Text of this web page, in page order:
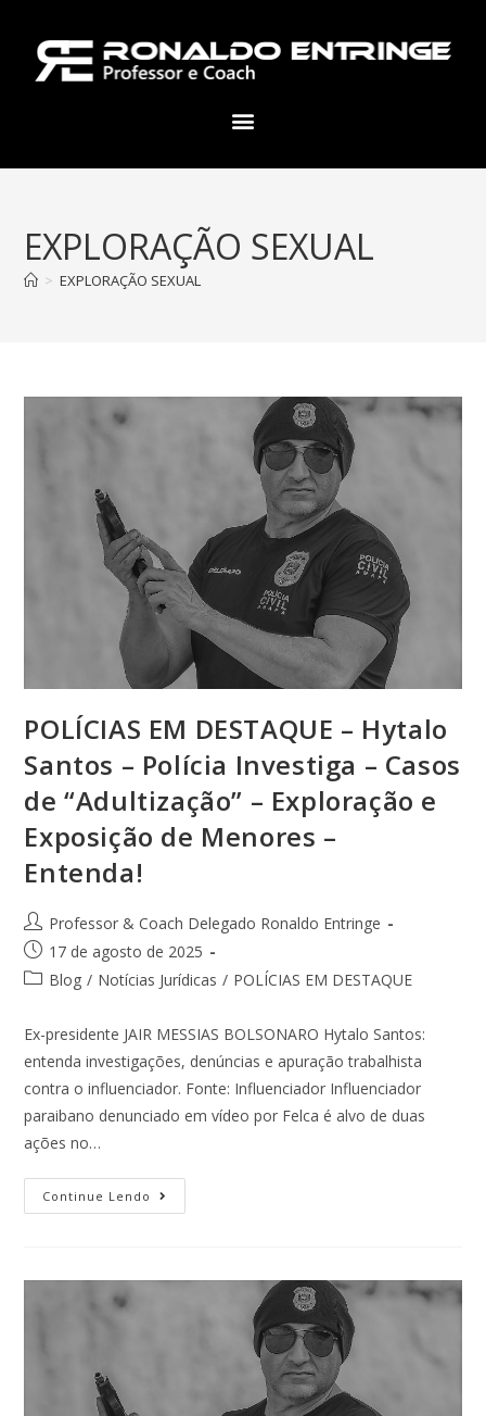
EXPLORAÇÃO SEXUAL
> EXPLORAÇÃO SEXUAL
POLÍCIAS EM DESTAQUE – Hytalo
Santos – Polícia Investiga – Casos
de “Adultização” – Exploração e
Exposição de Menores –
Entenda!
Professor & Coach Delegado Ronaldo Entringe
17 de agosto de 2025
Blog / Notícias Jurídicas / POLÍCIAS EM DESTAQUE
Ex-presidente JAIR MESSIAS BOLSONARO Hytalo Santos:
entenda investigações, denúncias e apuração trabalhista
contra o influenciador. Fonte: Influenciador Influenciador
paraibano denunciado em vídeo por Felca é alvo de duas
ações no…
Continue Lendo